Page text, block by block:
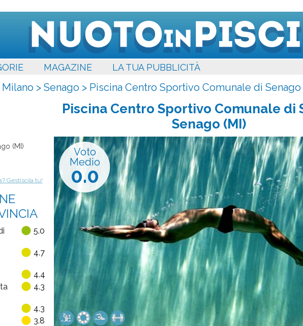
MAGAZINE LA TUA PUBBLICITÀ
Milano > Senago > Piscina Centro Sportivo Comunale di Senago
Piscina Centro Sportivo Comunale di
Senago (MI)
Voto
Medio
0.0
(MI )
Gestiscila tu!
5.0
4.7
4.4
4.3
4.3
3.8